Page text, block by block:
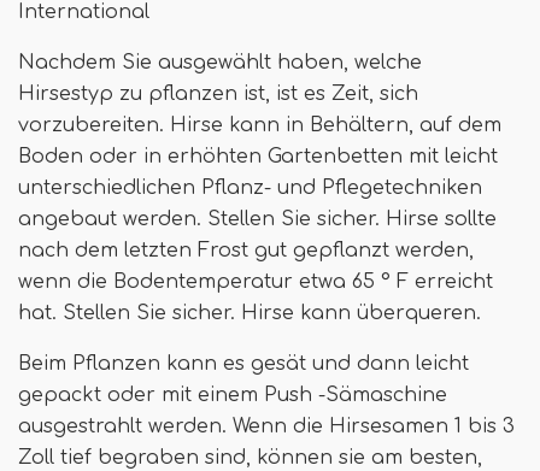
International
Nachdem Sie ausgewählt haben, welche
Hirsestyp zu pflanzen ist, ist es Zeit, sich
vorzubereiten. Hirse kann in Behältern, auf dem
Boden oder in erhöhten Gartenbetten mit leicht
unterschiedlichen Pflanz- und Pflegetechniken
angebaut werden. Stellen Sie sicher. Hirse sollte
nach dem letzten Frost gut gepflanzt werden,
wenn die Bodentemperatur etwa 65 ° F erreicht
hat. Stellen Sie sicher. Hirse kann überqueren.
Beim Pflanzen kann es gesät und dann leicht
gepackt oder mit einem Push -Sämaschine
ausgestrahlt werden. Wenn die Hirsesamen 1 bis 3
Zoll tief begraben sind, können sie am besten,